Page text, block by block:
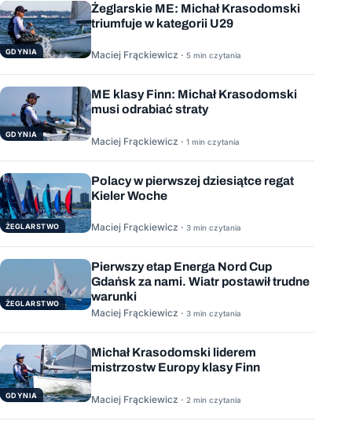
GDYNIA
Żeglarskie ME: Michał Krasodomski
triumfuje w kategorii U29
Maciej Frąckiewicz · 5 min czytania
GDYNIA
ME klasy Finn: Michał Krasodomski
musi odrabiać straty
Maciej Frąckiewicz · 1 min czytania
ŻEGLARSTWO
Polacy w pierwszej dziesiątce regat
Kieler Woche
Maciej Frąckiewicz · 3 min czytania
ŻEGLARSTWO
Pierwszy etap Energa Nord Cup
Gdańsk za nami. Wiatr postawił trudne
warunki
Maciej Frąckiewicz · 3 min czytania
GDYNIA
Michał Krasodomski liderem
mistrzostw Europy klasy Finn
Maciej Frąckiewicz · 2 min czytania